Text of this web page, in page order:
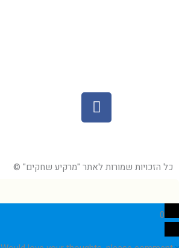
F
a
c
b
o
k
כל הזכויות שמורות לאתר "מרקיע שחקים" ©
0